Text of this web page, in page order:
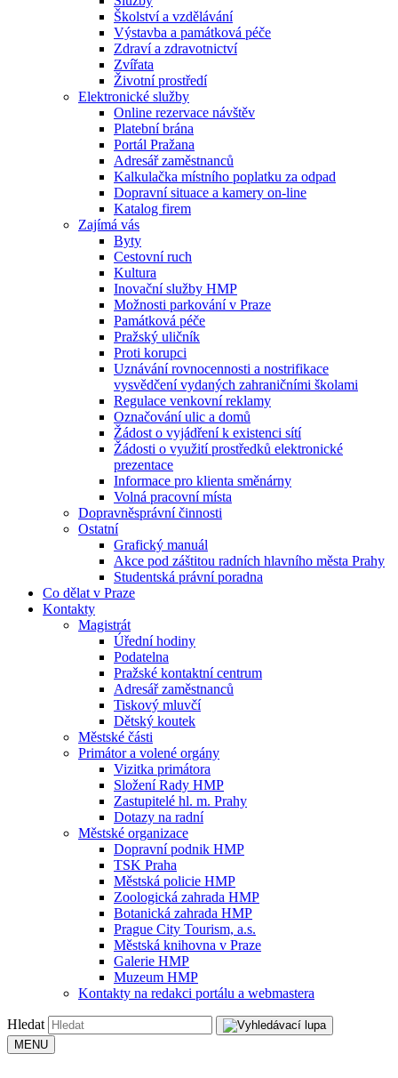
Školství a vzdělávání
Výstavba a památková péče
Zdraví a zdravotnictví
Zvířata
Životní prostředí
Elektronické služby
Online rezervace návštěv
Platební brána
Portál Pražana
Adresář zaměstnanců
Kalkulačka místního poplatku za odpad
Dopravní situace a kamery on-line
Katalog firem
Zajímá vás
Byty
Cestovní ruch
Kultura
Inovační služby HMP
Možnosti parkování v Praze
Památková péče
Pražský uličník
Proti korupci
Uznávání rovnocennosti a nostrifikace
vysvědčení vydaných zahraničními školami
Regulace venkovní reklamy
Označování ulic a domů
Žádost o vyjádření k existenci sítí
Žádosti o využití prostředků elektronické
prezentace
Informace pro klienta směnárny
Volná pracovní místa
Dopravněsprávní činnosti
Ostatní
Grafický manuál
Akce pod záštitou radních hlavního města Prahy
Studentská právní poradna
Co dělat v Praze
Kontakty
Magistrát
Úřední hodiny
Podatelna
Pražské kontaktní centrum
Adresář zaměstnanců
Tiskový mluvčí
Dětský koutek
Městské části
Primátor a volené orgány
Vizitka primátora
Složení Rady HMP
Zastupitelé hl. m. Prahy
Dotazy na radní
Městské organizace
Dopravní podnik HMP
TSK Praha
Městská policie HMP
Zoologická zahrada HMP
Botanická zahrada HMP
Prague City Tourism, a.s.
Městská knihovna v Praze
Galerie HMP
Muzeum HMP
Kontakty na redakci portálu a webmastera
Hledat
MENU